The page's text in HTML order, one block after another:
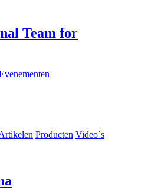
Team for
Producten Video´s